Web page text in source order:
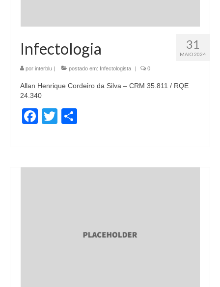
31
MAIO 2024
Infectologia
por interblu | postado em: Infectologista | 0
Allan Henrique Cordeiro da Silva – CRM 35.811 / RQE
24.340
Facebook
Twitter